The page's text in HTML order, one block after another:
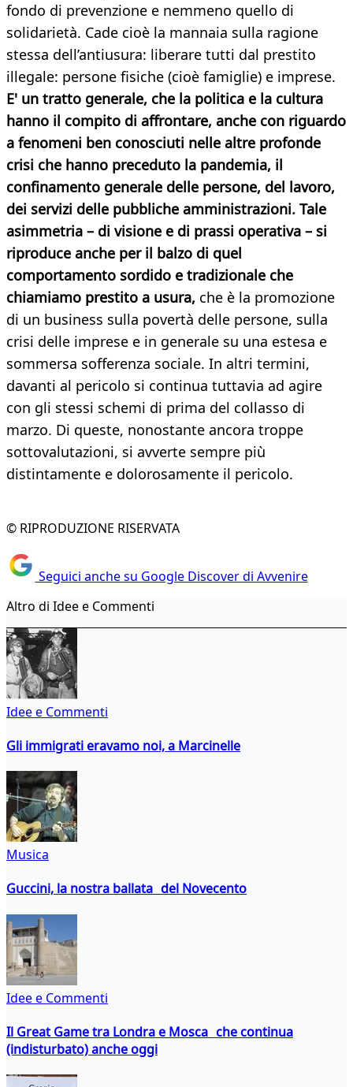
fondo di prevenzione e nemmeno quello di
solidarietà. Cade cioè la mannaia sulla ragione
stessa dell’antiusura: liberare tutti dal prestito
illegale: persone fisiche (cioè famiglie) e imprese.
E' un tratto generale, che la politica e la cultura
hanno il compito di affrontare, anche con riguardo
a fenomeni ben conosciuti nelle altre profonde
crisi che hanno preceduto la pandemia, il
confinamento generale delle persone, del lavoro,
dei servizi delle pubbliche amministrazioni. Tale
asimmetria – di visione e di prassi operativa – si
riproduce anche per il balzo di quel
comportamento sordido e tradizionale che
chiamiamo prestito a usura, che è la promozione
di un business sulla povertà delle persone, sulla
crisi delle imprese e in generale su una estesa e
sommersa sofferenza sociale. In altri termini,
davanti al pericolo si continua tuttavia ad agire
con gli stessi schemi di prima del collasso di
marzo. Di queste, nonostante ancora troppe
sottovalutazioni, si avverte sempre più
distintamente e dolorosamente il pericolo.
© RIPRODUZIONE RISERVATA
Seguici anche su Google Discover di Avvenire
Altro di Idee e Commenti
Idee e Commenti
Gli immigrati eravamo noi, a Marcinelle
Musica
Guccini, la nostra ballata del Novecento
Idee e Commenti
Il Great Game tra Londra e Mosca che continua
(indisturbato) anche oggi